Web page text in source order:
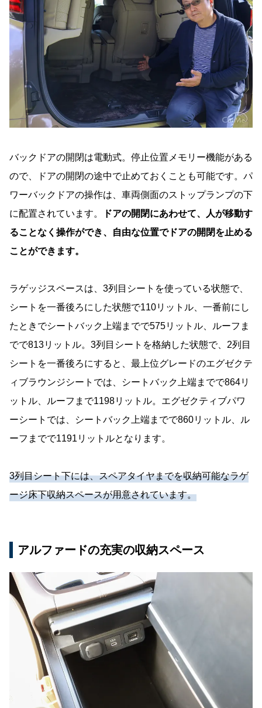
バックドアの開閉は電動式。停止位置メモリー機能がある
ので、ドアの開閉の途中で止めておくことも可能です。パ
ワーバックドアの操作は、車両側面のストップランプの下
に配置されています。
ドアの開閉にあわせて、人が移動す
ることなく操作ができ、自由な位置でドアの開閉を止める
ことができます。
ラゲッジスペースは、3列目シートを使っている状態で、
シートを一番後ろにした状態で110リットル、一番前にし
たときでシートバック上端までで575リットル、ルーフま
でで813リットル。3列目シートを格納した状態で、2列目
シートを一番後ろにすると、最上位グレードのエグゼクテ
ィブラウンジシートでは、シートバック上端までで864リ
ットル、ルーフまで1198リットル。エグゼクティブパワ
ーシートでは、シートバック上端までで860リットル、ル
ーフまでで1191リットルとなります。
3列目シート下には、スペアタイヤまでを収納可能なラゲ
ージ床下収納スペースが用意されています。
アルファードの充実の収納スペース